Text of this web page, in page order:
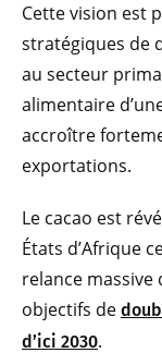
Cette vision est
stratégiques de
au secteur
alimentaire
accroître
exportations.
Le cacao est
États d’Afrique
relance massive
objectifs de
d’ici 2030.